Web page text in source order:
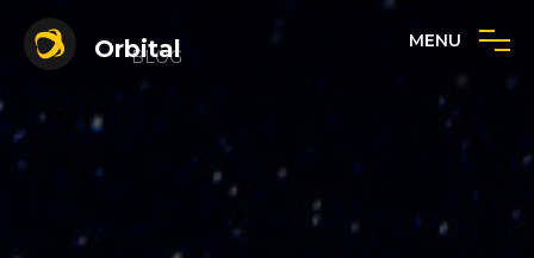
Orbital
BLOG
MENU